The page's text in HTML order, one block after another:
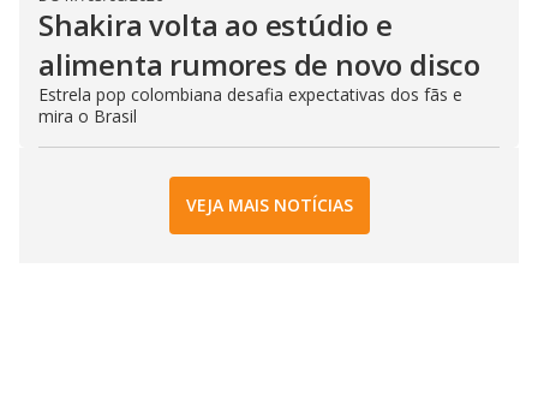
Shakira volta ao estúdio e
alimenta rumores de novo disco
Estrela pop colombiana desafia expectativas dos fãs e
mira o Brasil
VEJA MAIS NOTÍCIAS